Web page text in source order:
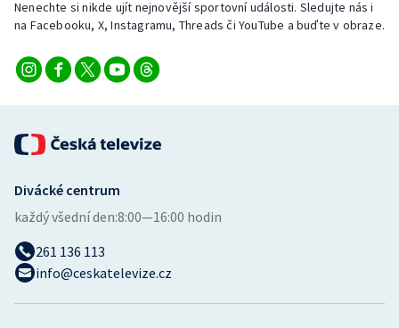
Veslování
Vodní slalom
Volejbal
Ostatní
Nenechte si nikde ujít nejnovější sportovní události. Sledujte nás i
na Facebooku, X, Instagramu, Threads či YouTube a buďte v obraze.
Divácké centrum
každý všední den:8:00—16:00 hodin
261 136 113
info@ceskatelevize.cz